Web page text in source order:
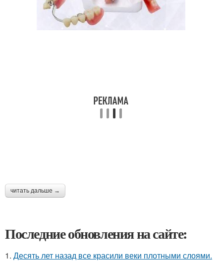
читать дальше →
Последние обновления на сайте:
1. Десять лет назад все красили веки плотными слоями.